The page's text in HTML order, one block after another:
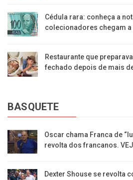
Cédula rara: conheça a
colecionadores chegam a
Restaurante que
fechado depois de mais
BASQUETE
Oscar chama Franca de
revolta dos francanos.
Dexter Shouse se revolta